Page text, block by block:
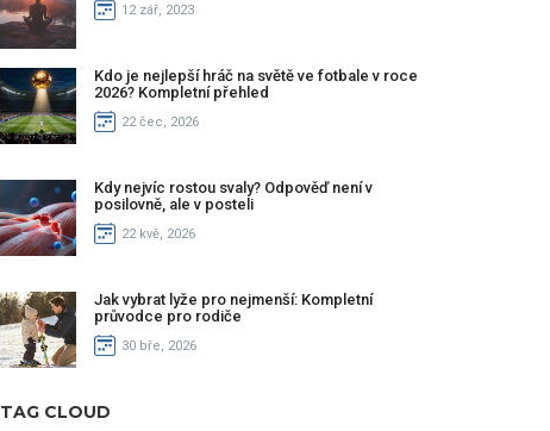
12 zář, 2023
Kdo je nejlepší hráč na světě ve fotbale v roce
2026? Kompletní přehled
22 čec, 2026
Kdy nejvíc rostou svaly? Odpověď není v
posilovně, ale v posteli
22 kvě, 2026
Jak vybrat lyže pro nejmenší: Kompletní
průvodce pro rodiče
30 bře, 2026
TAG CLOUD